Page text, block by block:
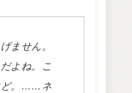
ません。
よね。こ
ど。……ネ